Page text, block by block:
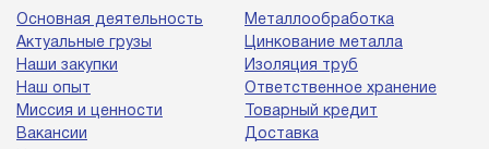
Основная деятельность
Актуальные грузы
Наши закупки
Наш опыт
Миссия и ценности
Вакансии
Металлообработка
Цинкование металла
Изоляция труб
Ответственное хранение
Товарный кредит
Доставка